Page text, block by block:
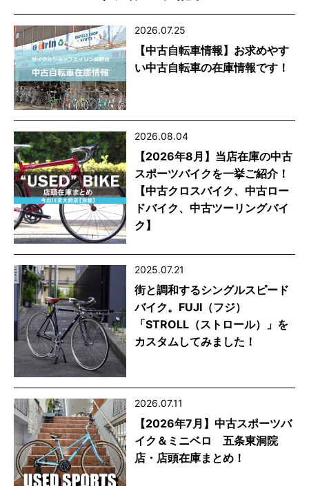
2026.07.25
【中古自転車情報】お求めやす
い中古自転車の在庫情報です！
2026.08.04
【2026年8月】当店在庫の中古
スポーツバイクを一挙ご紹介！
【中古クロスバイク、中古ロー
ドバイク、中古ツーリングバイ
ク】
2025.07.21
街と調和するシングルスピード
バイク。FUJI（フジ）
「STROLL（ストロール）」を
カスタムしてみました！
2026.07.11
【2026年7月】中古スポーツバ
イク＆ミニベロ 五条東洞院
店・店頭在庫まとめ！